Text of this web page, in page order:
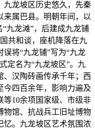
九龙坡区历史悠久，先秦
来属巴县。明朝年间，以
九龙滩”，后建成九龙铺
共和谈，座机降落在九
将“九龙铺”写为“九龙
定名为“九龙坡区”。九
、汉陶砖画传承千年；西
今四百余年，影响力遍及
等10余项国家级、市级非
物馆、抗战兵工旧址博物
忆。九龙坡区艺术氛围浓